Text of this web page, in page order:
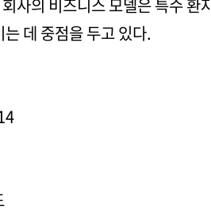
사의 비즈니스 모델은 특수
데 중점을 두고 있다.